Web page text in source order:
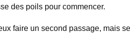
des poils pour commencer.
faire un second passage, mais